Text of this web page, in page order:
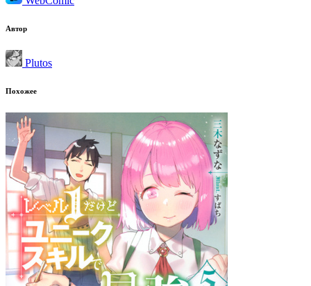
Автор
Plutos
Похожее